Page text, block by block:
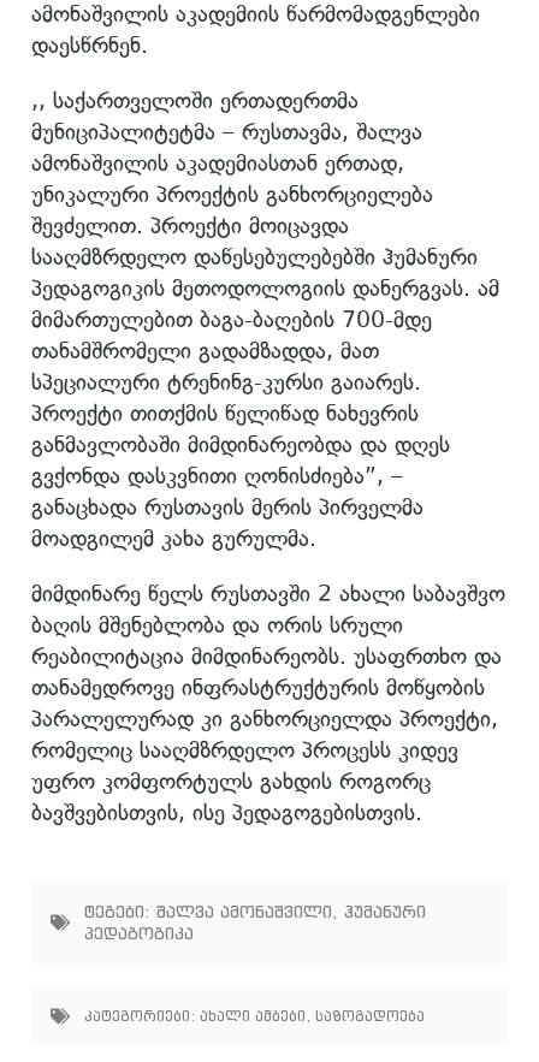
ამონაშვილის აკადემიის წარმომადგენლები
დაესწრნენ.
,, საქართველოში ერთადერთმა
მუნიციპალიტეტმა – რუსთავმა, შალვა
ამონაშვილის აკადემიასთან ერთად,
უნიკალური პროექტის განხორციელება
შევძელით. პროექტი მოიცავდა
სააღმზრდელო დაწესებულებებში ჰუმანური
პედაგოგიკის მეთოდოლოგიის დანერგვას. ამ
მიმართულებით ბაგა-ბაღების 700-მდე
თანამშრომელი გადამზადდა, მათ
სპეციალური ტრენინგ-კურსი გაიარეს.
პროექტი თითქმის წელიწად ნახევრის
განმავლობაში მიმდინარეობდა და დღეს
გვქონდა დასკვნითი ღონისძიება”, –
განაცხადა რუსთავის მერის პირველმა
მოადგილემ კახა გურულმა.
მიმდინარე წელს რუსთავში 2 ახალი საბავშვო
ბაღის მშენებლობა და ორის სრული
რეაბილიტაცია მიმდინარეობს. უსაფრთხო და
თანამედროვე ინფრასტრუქტურის მოწყობის
პარალელურად კი განხორციელდა პროექტი,
რომელიც სააღმზრდელო პროცესს კიდევ
უფრო კომფორტულს გახდის როგორც
ბავშვებისთვის, ისე პედაგოგებისთვის.
ტეგები: შალვა ამონაშვილი
ჰუმანური
პედაგოგიკა
კატეგორიები: ახალი ამბები , საზოგადოება